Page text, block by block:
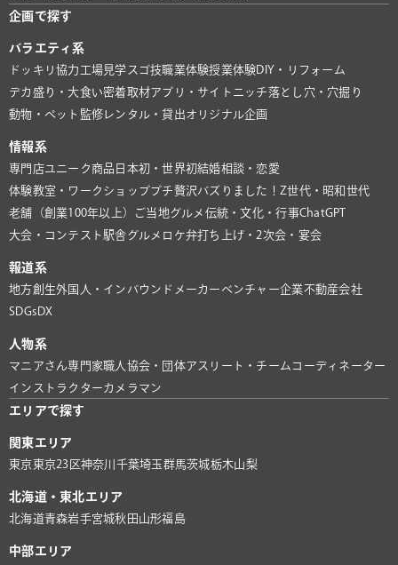
企画で探す
バラエティ系
ドッキリ協力 工場見学 スゴ技職業体験授業体験DIY・リフォーム
デカ盛り・大食い密着取材アプリ・サイト ニッチ落とし穴・穴掘り
動物・ペット 監修レンタル・貸出オリジナル企画
情報系
専門店ユニーク商品 日本初・世界初結婚相談・恋愛
体験教室・ワークショッププチ贅沢バズりました！ Z世代・昭和世代
老舗（創業100年以上）
ご当地グルメ 伝統・文化・行事ChatGPT
大会・コンテスト 駅舎グルメ ロケ弁打ち上げ・2次会・宴会
報道系
地方創生外国人・インバウンド メーカー ベンチャー企業不動産会社
SDGsDX
人物系
マニアさん専門家職人 協会・団体アスリート・チーム コーディネーター
インストラクターカメラマン
エリアで探す
関東エリア
東京東京23区神奈川 千葉埼玉群馬茨城栃木山梨
北海道・東北エリア
北海道青森岩手宮城秋田 山形福島
中部エリア